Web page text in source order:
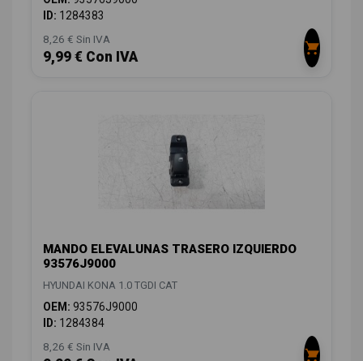
ID: 1284383
8,26 € Sin IVA
9,99 € Con IVA
MANDO ELEVALUNAS TRASERO IZQUIERDO
93576J9000
HYUNDAI KONA 1.0 TGDI CAT
OEM: 93576J9000
ID: 1284384
8,26 € Sin IVA